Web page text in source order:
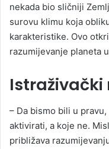
nekada bio sličniji
surovu klimu koja
karakteristike. Ovo
razumijevanje planeta
Istraživački
– Da bismo bili u
aktivirati, a koje ne.
približava